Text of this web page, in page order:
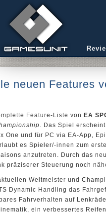
neuen Features
Feature-Liste von EA
. Das Spiel
One und für PC via EA-App,
es Spieler/-innen zum
anzutreten. Durch das
präziserer Steuerung noch
Weltmeister und
Dynamic Handling das
Fahrverhalten auf
ein verbessertes